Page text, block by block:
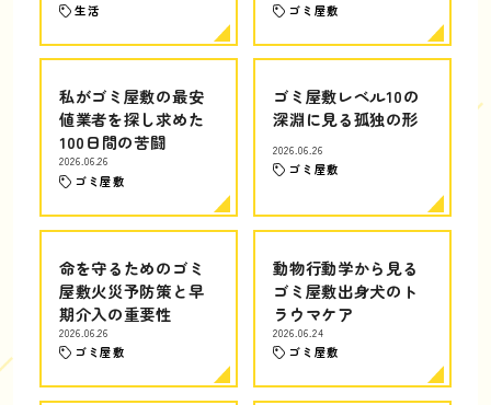
生活 ゴミ屋敷
私がゴミ屋敷の最安
値業者を探し求めた
100日間の苦闘
2026.06.26
ゴミ屋敷
ゴミ屋敷レベル10の
深淵に見る孤独の形
2026.06.26
ゴミ屋敷
命を守るためのゴミ
屋敷火災予防策と早
期介入の重要性
2026.06.26
ゴミ屋敷
動物行動学から見る
ゴミ屋敷出身犬のト
ラウマケア
2026.06.24
ゴミ屋敷